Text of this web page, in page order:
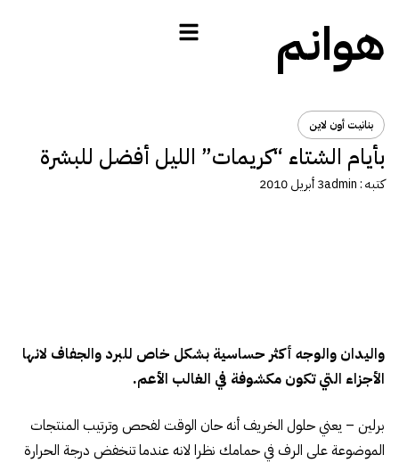
هوانم
بنانيت أون لاين
بأيام الشتاء “كريمات” الليل أفضل للبشرة
كتبه :admin3 أبريل 2010
واليدان والوجه أكثر حساسية بشكل خاص للبرد والجفاف لانها
الأجزاء التي تكون مكشوفة في الغالب الأعم.
برلين – يعني حلول الخريف أنه حان الوقت لفحص وترتيب المنتجات
الموضوعة على الرف في حمامك نظرا لانه عندما تنخفض درجة الحرارة